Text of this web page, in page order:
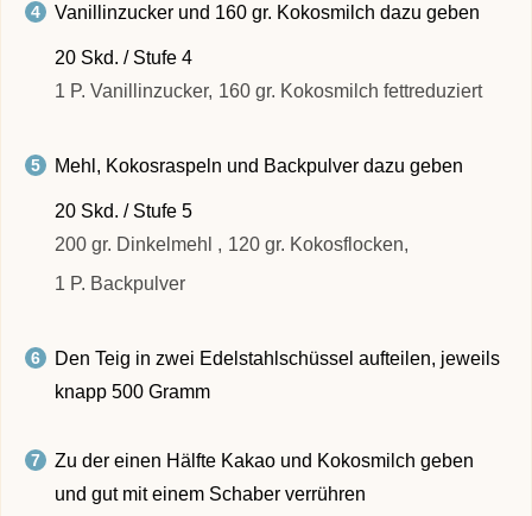
Vanillinzucker und 160 gr. Kokosmilch dazu geben
20 Skd. / Stufe 4
1 P. Vanillinzucker, 160 gr. Kokosmilch fettreduziert
Mehl, Kokosraspeln und Backpulver dazu geben
20 Skd. / Stufe 5
200 gr. Dinkelmehl , 120 gr. Kokosflocken,
1 P. Backpulver
Den Teig in zwei Edelstahlschüssel aufteilen, jeweils
knapp 500 Gramm
Zu der einen Hälfte Kakao und Kokosmilch geben
und gut mit einem Schaber verrühren